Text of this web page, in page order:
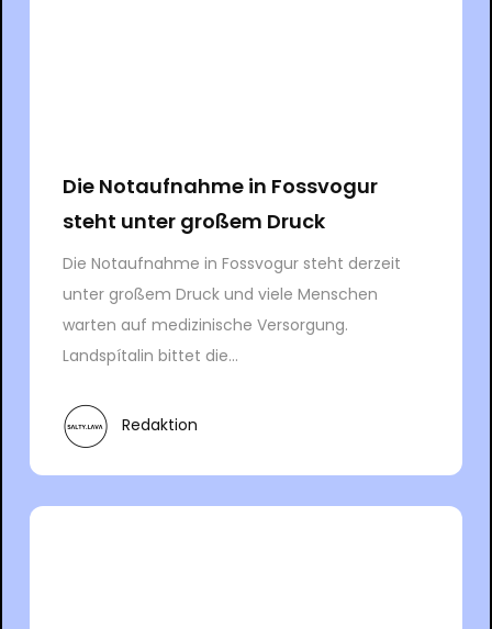
Die Notaufnahme in Fossvogur
steht unter großem Druck
Die Notaufnahme in Fossvogur steht derzeit
unter großem Druck und viele Menschen
warten auf medizinische Versorgung.
Landspítalin bittet die...
Redaktion